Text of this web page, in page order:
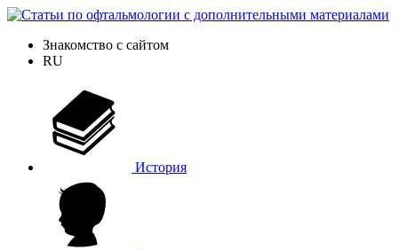
Знакомство с сайтом
RU
История